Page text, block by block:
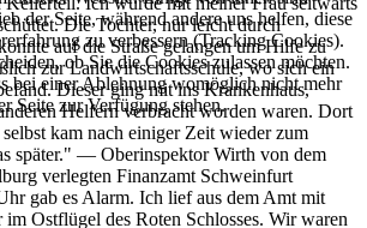
Die Tochter, nur leicht durch
auf die Straße gelangen um Hilfe zu
zur Landwirtschaftsschule, wo sich ein
Dieser ging mit ins Krankenhaus,
Helfern verbracht worden waren. Dort
kam nach einiger Zeit wieder zum
später." — Oberinspektor Wirth von dem
verlegten Finanzamt Schweinfurt
gab es Alarm. Ich lief aus dem Amt mit
Ostflügel des Roten Schlosses. Wir waren
der Seite, während andere uns helfen, diese
zu verbessern (Tracking Cookies).
ob Sie die Cookies zulassen möchten.
bei einer Ablehnung womöglich nicht mehr
Seite zur Verfügung stehen.